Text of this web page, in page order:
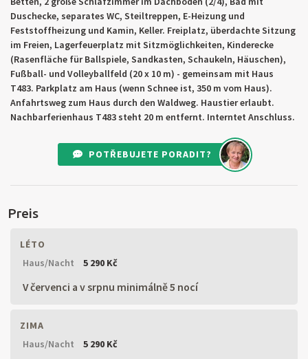
Duschecke, separates WC, Steiltreppen, E-Heizung und
Feststoffheizung und Kamin, Keller. Freiplatz, überdachte Sitzung
im Freien, Lagerfeuerplatz mit Sitzmöglichkeiten, Kinderecke
(Rasenfläche für Ballspiele, Sandkasten, Schaukeln, Häuschen),
Fußball- und Volleyballfeld (20 x 10 m) - gemeinsam mit Haus
T483. Parkplatz am Haus (wenn Schnee ist, 350 m vom Haus).
Anfahrtsweg zum Haus durch den Waldweg. Haustier erlaubt.
Nachbarferienhaus T483 steht 20 m entfernt. Interntet Anschluss.
POTŘEBUJETE PORADIT?
Preis
LÉTO
Haus/Nacht
5 290 Kč
V červenci a v srpnu minimálně 5 nocí
ZIMA
Haus/Nacht
5 290 Kč